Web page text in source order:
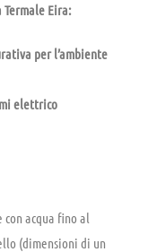
Eira:
per l’ambiente
elettrico
acqua fino al
(dimensioni di un